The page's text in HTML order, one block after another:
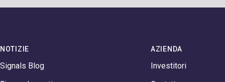
NOTIZIE
Signals Blog
AZIENDA
Investitori